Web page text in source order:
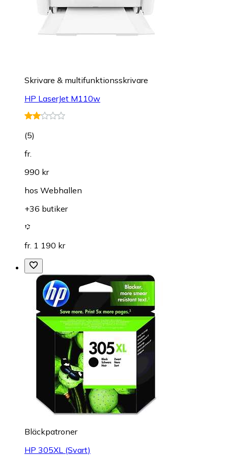
Skrivare & multifunktionsskrivare
HP LaserJet M110w
(5)
fr.
990 kr
hos Webhallen
+36 butiker
fr. 1 190 kr
Bläckpatroner
HP 305XL (Svart)